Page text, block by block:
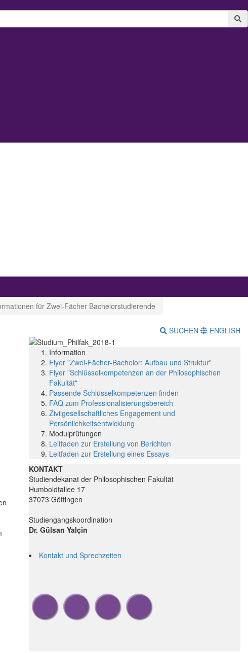
für Zwei-Fächer Bachelorstudierende
SUCHEN ENGLISH
Information
Flyer "Zwei-Fächer-Bachelor: Aufbau und Struktur"
Flyer "Schlüsselkompetenzen an der Philosophischen
Fakultät"
Passende Schlüsselkompetenzen finden
FAQ zum Professionalisierungsbereich
Zivilgesellschaftliches Engagement und
Persönlichkeitsentwicklung
Modulprüfungen
Leitfaden zur Erstellung von Berichten
Leitfaden zur Erstellung eines Essays
KONTAKT
Studiendekanat der Philosophischen Fakultät
Humboldtallee 17
37073 Göttingen
Studiengangskoordination
Dr. Gülsan Yalçin
Kontakt und Sprechzeiten